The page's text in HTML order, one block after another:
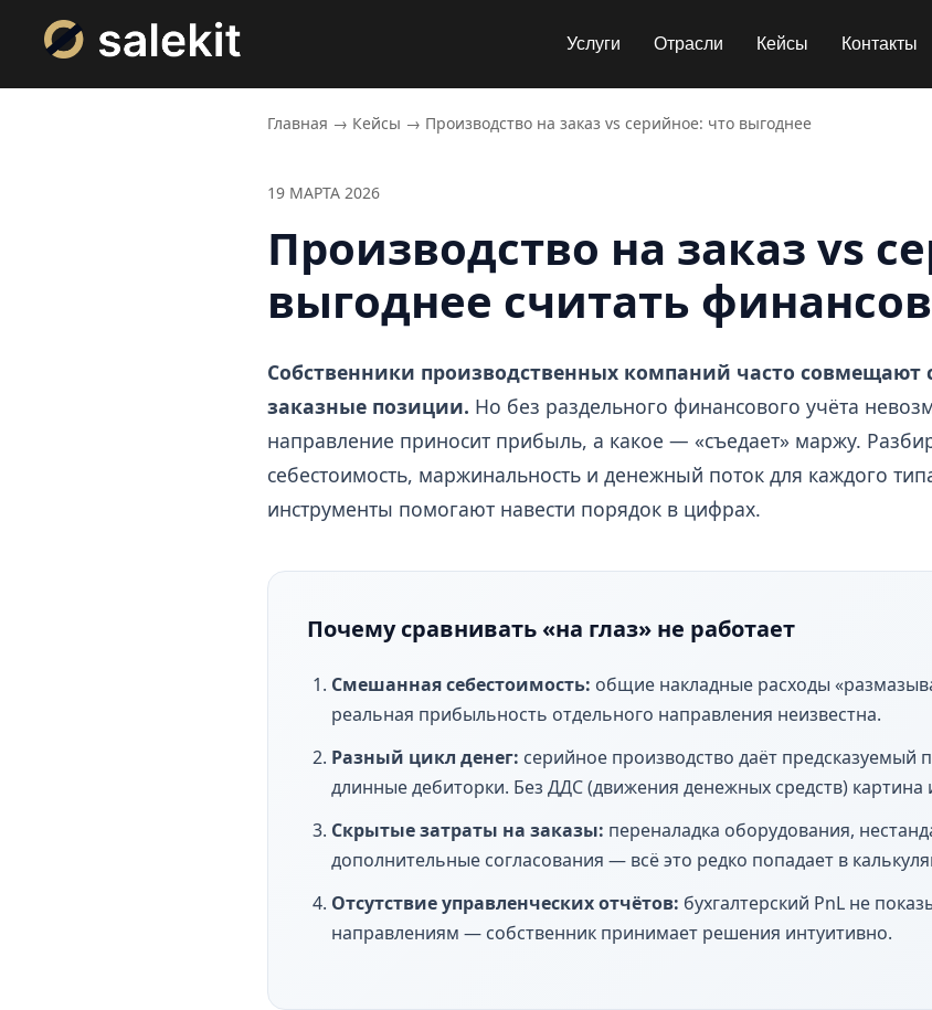
Услуги Отрасли Кейсы Контакты
Главная → Кейсы → Производство на заказ vs серийное: что выгоднее
19 МАРТА 2026
Производство на заказ vs
выгоднее считать
Собственники производственных компаний часто
заказные позиции. Но без раздельного финансового учёта
направление приносит прибыль, а какое — «съедает» маржу.
себестоимость, маржинальность и денежный поток для каждого
инструменты помогают навести порядок в цифрах.
Почему сравнивать «на глаз» не работает
Смешанная себестоимость: общие накладные расходы
реальная прибыльность отдельного направления неизвестна.
Разный цикл денег: серийное производство даёт предсказуемый
длинные дебиторки. Без ДДС (движения денежных средств) картина
Скрытые затраты на заказы: переналадка оборудования,
дополнительные согласования — всё это редко попадает в
Отсутствие управленческих отчётов: бухгалтерский PnL не
направлениям — собственник принимает решения интуитивно.